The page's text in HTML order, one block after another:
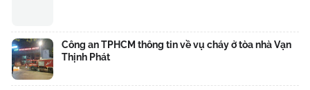
Công an TPHCM thông tin về vụ cháy ở tòa nhà Vạn
Thịnh Phát